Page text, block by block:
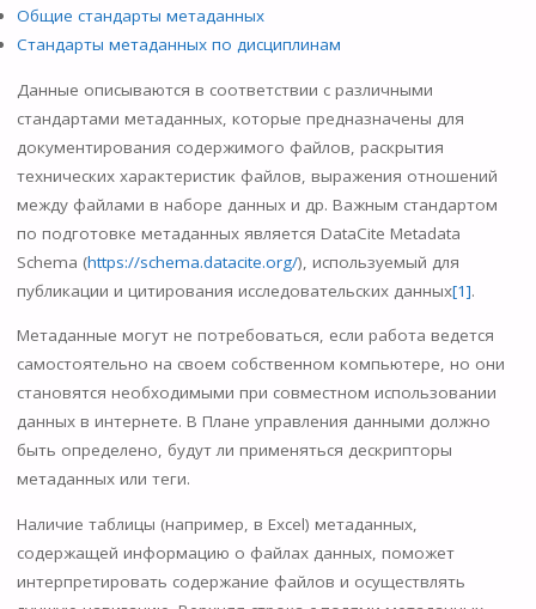
Общие стандарты метаданных
Стандарты метаданных по дисциплинам
Данные описываются в соответствии с различными
стандартами метаданных, которые предназначены для
документирования содержимого файлов, раскрытия
технических характеристик файлов, выражения отношений
между файлами в наборе данных и др. Важным стандартом
по подготовке метаданных является DataCite Metadata
Schema (https://schema.datacite.org/), используемый для
публикации и цитирования исследовательских данных[1].
Метаданные могут не потребоваться, если работа ведется
самостоятельно на своем собственном компьютере, но они
становятся необходимыми при совместном использовании
данных в интернете. В Плане управления данными должно
быть определено, будут ли применяться дескрипторы
метаданных или теги.
Наличие таблицы (например, в Excel) метаданных,
содержащей информацию о файлах данных, поможет
интерпретировать содержание файлов и осуществлять